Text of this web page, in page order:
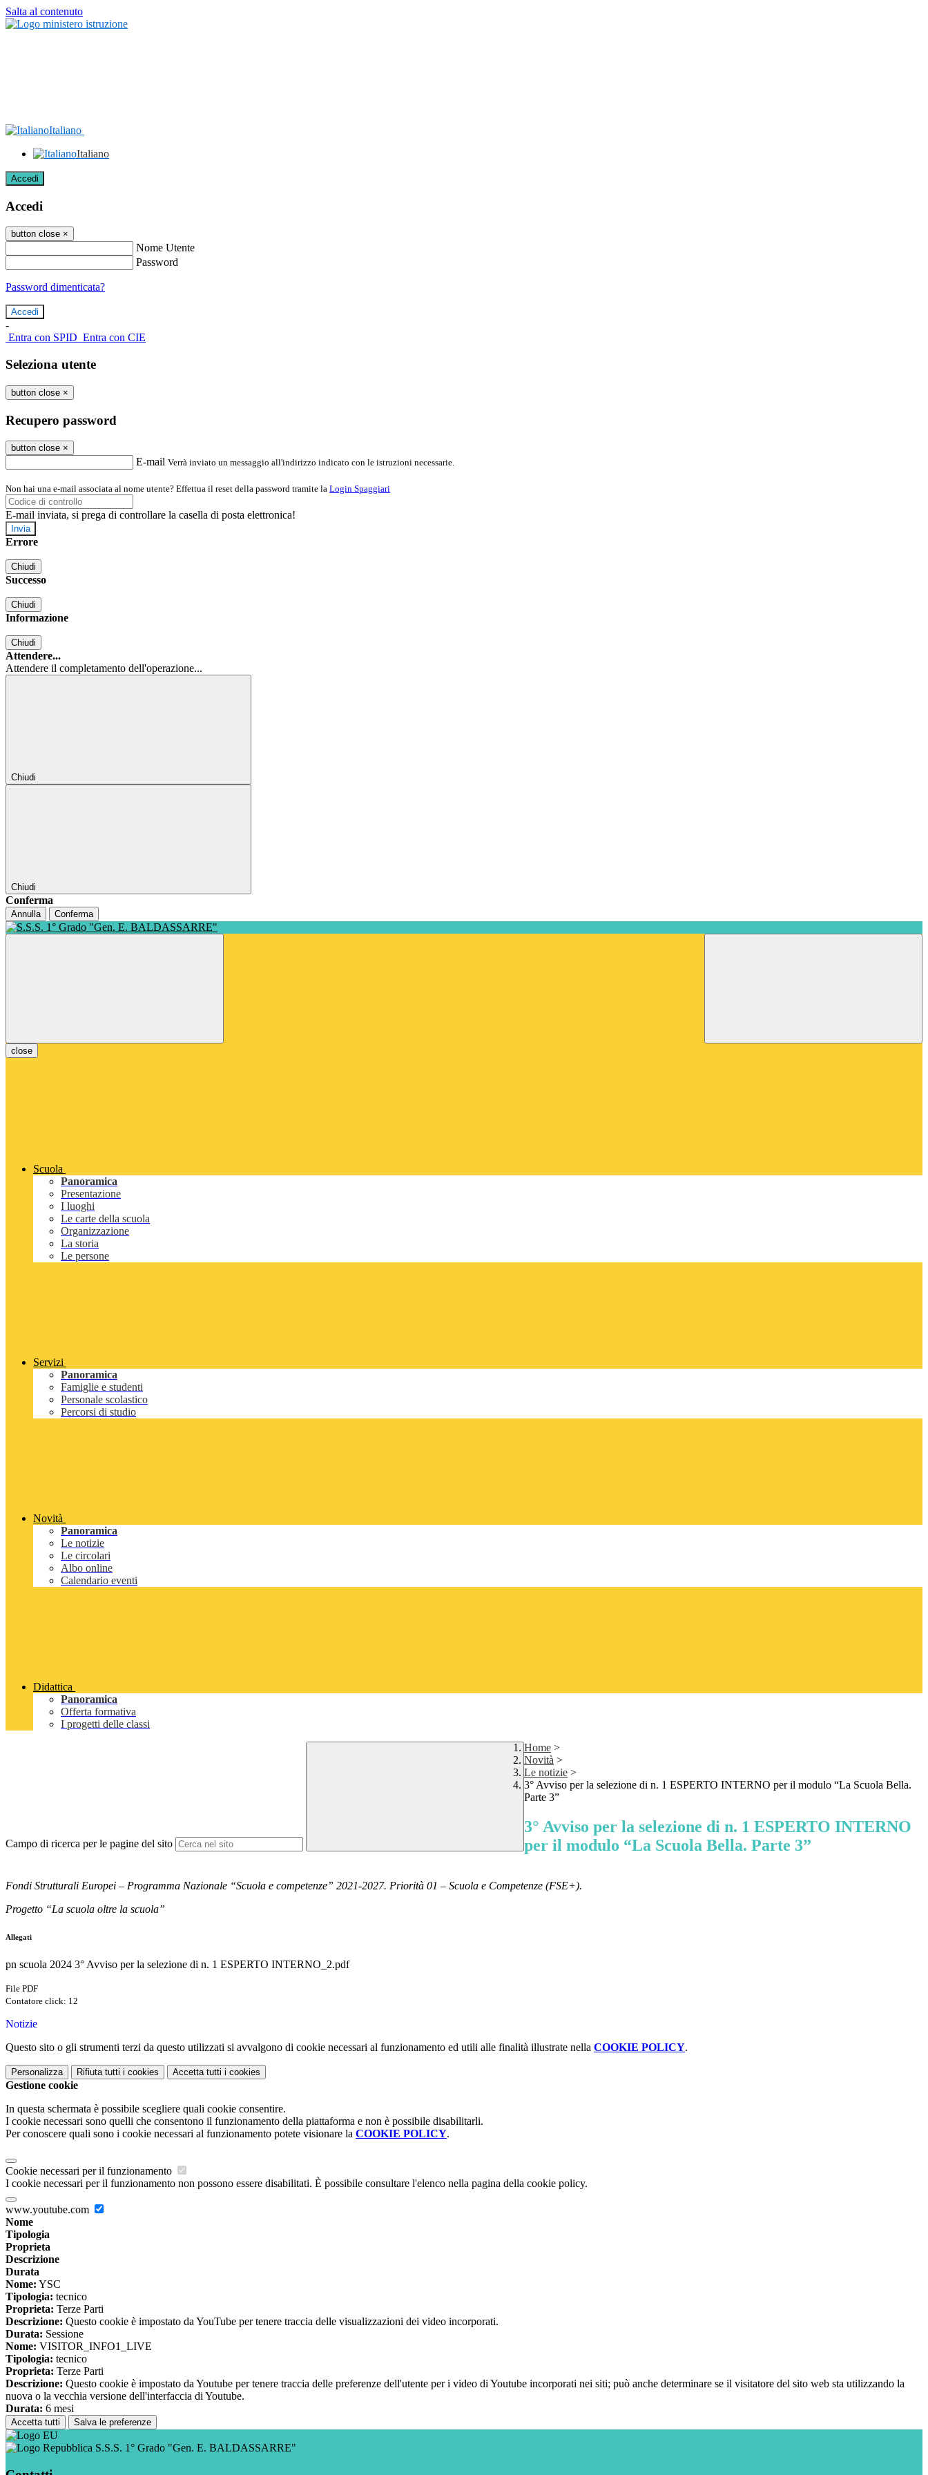
Salta al contenuto
Italiano
Italiano
Accedi
Accedi
button close ×
Nome Utente
Password
Password dimenticata?
-
Entra con SPID Entra con CIE
Seleziona utente
button close ×
Recupero password
button close ×
E-mail Verrà inviato un messaggio all'indirizzo indicato con le istruzioni necessarie.
Non hai una e-mail associata al nome utente? Effettua il reset della password tramite la Login Spaggiari
E-mail inviata, si prega di controllare la casella di posta elettronica!
Errore
Chiudi
Successo
Chiudi
Informazione
Chiudi
Attendere...
Attendere il completamento dell'operazione...
Chiudi
Chiudi
Conferma
Annulla Conferma
close
Scuola
Panoramica
Presentazione
I luoghi
Le carte della scuola
Organizzazione
La storia
Le persone
Servizi
Panoramica
Famiglie e studenti
Personale scolastico
Percorsi di studio
Novità
Panoramica
Le notizie
Le circolari
Albo online
Calendario eventi
Didattica
Panoramica
Offerta formativa
I progetti delle classi
Campo di ricerca per le pagine del sito
Home >
Novità >
Le notizie >
3° Avviso per la selezione di n. 1 ESPERTO INTERNO per il modulo “La Scuola Bella.
Parte 3”
3° Avviso per la selezione di n. 1 ESPERTO INTERNO
per il modulo “La Scuola Bella. Parte 3”
Fondi Strutturali Europei – Programma Nazionale “Scuola e competenze” 2021-2027. Priorità 01 – Scuola e Competenze (FSE+).
Progetto “La scuola oltre la scuola”
Allegati
pn scuola 2024 3° Avviso per la selezione di n. 1 ESPERTO INTERNO_2.pdf
File PDF
Contatore click: 12
Notizie
Questo sito o gli strumenti terzi da questo utilizzati si avvalgono di cookie necessari al funzionamento ed utili alle finalità illustrate nella COOKIE POLICY.
Personalizza Rifiuta tutti i cookies Accetta tutti i cookies
Gestione cookie
In questa schermata è possibile scegliere quali cookie consentire.
I cookie necessari sono quelli che consentono il funzionamento della piattaforma e non è possibile disabilitarli.
Per conoscere quali sono i cookie necessari al funzionamento potete visionare la COOKIE POLICY.
Cookie necessari per il funzionamento
I cookie necessari per il funzionamento non possono essere disabilitati. È possibile consultare l'elenco nella pagina della cookie policy.
www.youtube.com
Nome
Tipologia
Proprieta
Descrizione
Durata
Nome: YSC
Tipologia: tecnico
Proprieta: Terze Parti
Descrizione: Questo cookie è impostato da YouTube per tenere traccia delle visualizzazioni dei video incorporati.
Durata: Sessione
Nome: VISITOR_INFO1_LIVE
Tipologia: tecnico
Proprieta: Terze Parti
Descrizione: Questo cookie è impostato da Youtube per tenere traccia delle preferenze dell'utente per i video di Youtube incorporati nei siti; può anche determinare se il visitatore del sito web sta utilizzando la
nuova o la vecchia versione dell'interfaccia di Youtube.
Durata: 6 mesi
Accetta tutti Salva le preferenze
S.S.S. 1° Grado "Gen. E. BALDASSARRE"